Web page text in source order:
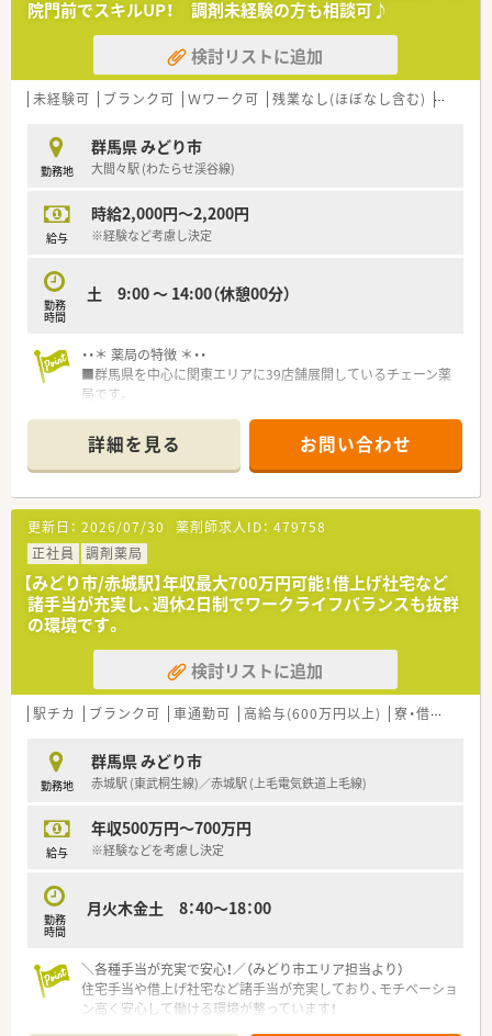
院門前でスキルUP！ 調剤未経験の方も相談可♪
検討リストに追加
未経験可 ブランク可 Ｗワーク可 残業なし(ほぼなし含む) 転勤な
勤務地
群馬県 みどり市
大間々駅 (わたらせ渓谷線)
給与
時給2,000円～2,200円
※経験など考慮し決定
勤務
時間
土 9:00 ～ 14:00（休憩00分）
・・＊ 薬局の特徴 ＊・・
■群馬県を中心に関東エリアに39店舗展開しているチェーン薬
局です。
が安定している企業です。
■群馬エリアでは総合病院門前に多く展開しています。
■今後もM&Aにて店舗拡大を図っており、勢いのある企業です。
■店舗拡大により、管理薬剤師をはじめとしたキャリアアップを
図れます。
■入社後は管理薬剤師さんによるOJT研修がございます。
■近隣に店舗展開をしているため、お休みも取得しやすい就業環
境です。
■対人業務に専念できるよう最新機材の導入を進められていま
す。
■一部店舗では「散剤調剤ロボット」「水剤分注機」「練り機」を導
入済です。
詳細を見る お問い合わせ
更新日： 2026/07/30 薬剤師求人ID： 479758
正社員
調剤薬局
【みどり市/赤城駅】年収最大700万円可能！借上げ社宅など
諸手当が充実し、週休2日制でワークライフバランスも抜群
の環境です。
検討リストに追加
駅チカ ブランク可 車通勤可 高給与(600万円以上) 寮・借上社宅あり
勤務地
群馬県 みどり市
赤城駅 (東武桐生線)／赤城駅 (上毛電気鉄道上毛線)
給与
年収500万円～700万円
※経験などを考慮し決定
勤務
時間
月火木金土 8：40～18：00
＼各種手当が充実で安心！／（みどり市エリア担当より）
住宅手当や借上げ社宅など諸手当が充実しており、モチベーショ
ン高く安心して働ける環境が整っています！